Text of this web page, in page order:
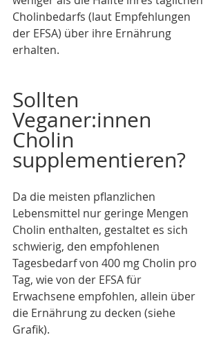
Cholinbedarfs (laut Empfehlungen
der EFSA) über ihre Ernährung
erhalten.
Sollten
Veganer:innen
Cholin
supplementieren?
Da die meisten pflanzlichen
Lebensmittel nur geringe Mengen
Cholin enthalten, gestaltet es sich
schwierig, den empfohlenen
Tagesbedarf von 400 mg Cholin pro
Tag, wie von der EFSA für
Erwachsene empfohlen, allein über
die Ernährung zu decken (siehe
Grafik).